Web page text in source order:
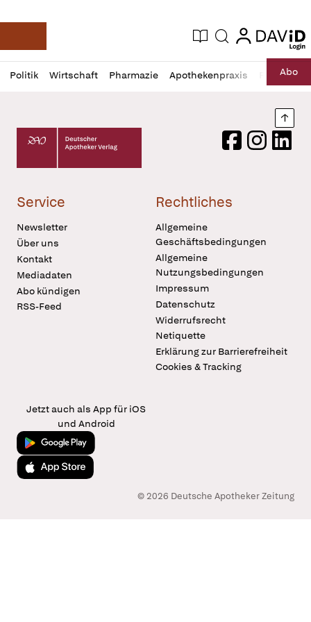
Deutsche Apotheker Zeitung
Aktuelle Ausgabe
Suche login
login
Politik Wirtschaft Pharmazie Apothekenpraxis RechtAbo
Profil
öffnen
Daz
Pur
Deutscher Apotheker Verlag Logo
FacebookInstagram
Service
Newsletter
Über uns
Kontakt
Mediadaten
Abo kündigen
RSS-Feed
Rechtliches
Allgemeine
Geschäftsbedingungen
Allgemeine
Nutzungsbedingungen
Impressum
Datenschutz
Widerrufsrecht
Netiquette
Erklärung zur Barrierefreiheit
Cookies & Tracking
Jetzt auch als App für iOS
und Android
Jetzt bei Google Play
Laden im App Store
© 2026 Deutsche Apotheker Zeitung